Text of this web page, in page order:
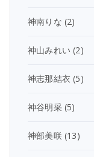
神南りな (2)
神山みれい (2)
神志那結衣 (5)
神谷明采(5)
神部美咲(13)